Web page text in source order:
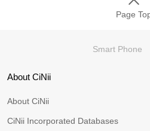
Page
Smart Phone
About CiNii
About CiNii
CiNii Incorporated Databases